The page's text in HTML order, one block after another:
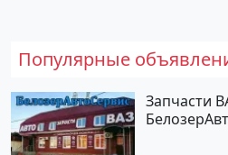
Популярные
Запчасти